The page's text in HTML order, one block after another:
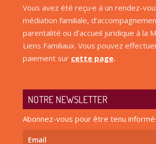
Vous avez été reçu·e à un rendez-
médiation familiale,
parentalité ou d’accueil juridique à la
Liens Familiaux. Vous pouvez
paiement sur cette page.
NOTRE NEWSLETTER
Abonnez-vous pour être tenu